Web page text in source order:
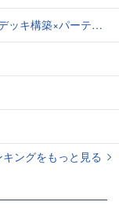
「Chrono Ark」を遊んでみた
ングをもっと見る